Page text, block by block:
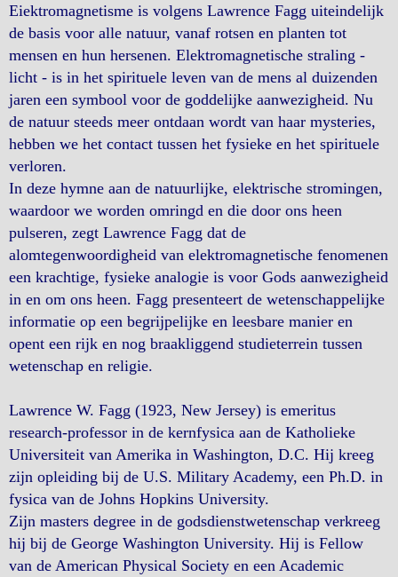
Eiektromagnetisme is volgens Lawrence Fagg uiteindelijk
de basis voor alle natuur, vanaf rotsen en planten tot
mensen en hun hersenen. Elektromagnetische straling -
licht - is in het spirituele leven van de mens al duizenden
jaren een symbool voor de goddelijke aanwezigheid. Nu
de natuur steeds meer ontdaan wordt van haar mysteries,
hebben we het contact tussen het fysieke en het spirituele
verloren.
In deze hymne aan de natuurlijke, elektrische stromingen,
waardoor we worden omringd en die door ons heen
pulseren, zegt Lawrence Fagg dat de
alomtegenwoordigheid van elektromagnetische fenomenen
een krachtige, fysieke analogie is voor Gods aanwezigheid
in en om ons heen. Fagg presenteert de wetenschappelijke
informatie op een begrijpelijke en leesbare manier en
opent een rijk en nog braakliggend studieterrein tussen
wetenschap en religie.
Lawrence W. Fagg (1923, New Jersey) is emeritus
research-professor in de kernfysica aan de Katholieke
Universiteit van Amerika in Washington, D.C. Hij kreeg
zijn opleiding bij de U.S. Military Academy, een Ph.D. in
fysica van de Johns Hopkins University.
Zijn masters degree in de godsdienstwetenschap verkreeg
hij bij de George Washington University. Hij is Fellow
van de American Physical Society en een Academic